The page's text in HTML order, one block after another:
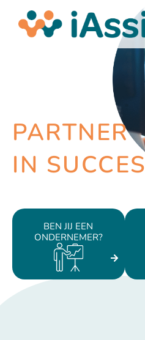
inhoud
PARTNER
IN SUCCES
BEN JIJ EEN
ONDERNEMER?